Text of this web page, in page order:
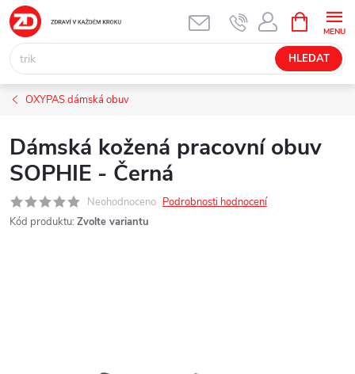
Přejít
na
obsah
HLEDAT
NÁKUPNÍ
KOŠÍK
OXYPAS dámská obuv
Dámská kožená pracovní obuv
SOPHIE - Černá
Neohodnoceno Podrobnosti hodnocení
Kód produktu: Zvolte variantu